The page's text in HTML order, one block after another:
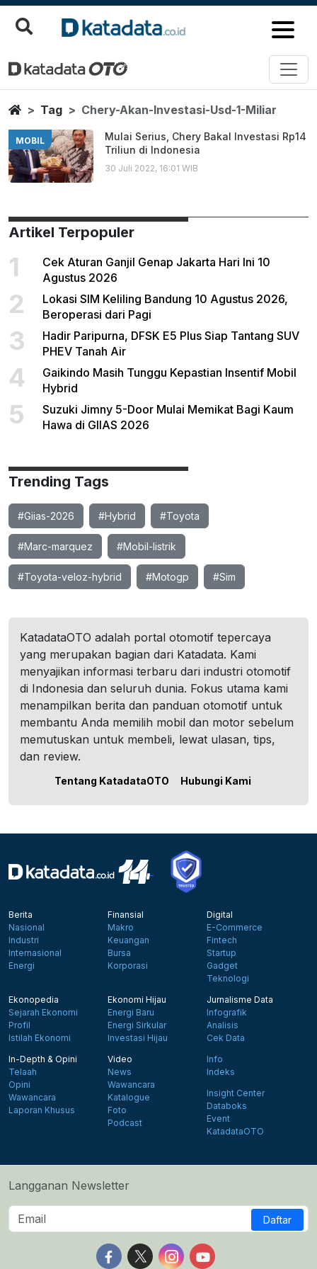
Chery Akan Investasi Usd 1
Berita Terbaru
HomeTag Chery-Akan-Investasi-Usd-1-Miliar
MOBIL
Mulai Serius, Chery Bakal Investasi Rp14
Triliun di Indonesia
30 Juli 2022, 16:01 WIB
Artikel Terpopuler
1
Cek Aturan Ganjil Genap Jakarta Hari Ini 10
Agustus 2026
2
Lokasi SIM Keliling Bandung 10 Agustus 2026,
Beroperasi dari Pagi
3
Hadir Paripurna, DFSK E5 Plus Siap Tantang SUV
PHEV Tanah Air
4
Gaikindo Masih Tunggu Kepastian Insentif Mobil
Hybrid
5
Suzuki Jimny 5-Door Mulai Memikat Bagi Kaum
Hawa di GIIAS 2026
Trending Tags
#Giias-2026 #Hybrid #Toyota
#Marc-marquez #Mobil-listrik
#Toyota-veloz-hybrid #Motogp #Sim
KatadataOTO adalah portal otomotif tepercaya
yang merupakan bagian dari Katadata. Kami
menyajikan informasi terbaru dari industri otomotif
di Indonesia dan seluruh dunia. Fokus utama kami
menampilkan berita dan panduan otomotif untuk
membantu Anda memilih mobil dan motor sebelum
memutuskan untuk membeli, lewat ulasan, tips,
dan review.
Tentang KatadataOTO Hubungi Kami
Berita
Nasional
Industri
Internasional
Energi
Finansial
Makro
Keuangan
Bursa
Korporasi
Digital
E-Commerce
Fintech
Startup
Gadget
Teknologi
Ekonopedia
Sejarah Ekonomi
Profil
Istilah Ekonomi
Ekonomi Hijau
Energi Baru
Energi Sirkular
Investasi Hijau
Jurnalisme Data
Infografik
Analisis
Cek Data
In-Depth & Opini
Telaah
Opini
Wawancara
Laporan Khusus
Video
News
Wawancara
Katalogue
Foto
Podcast
Info
Indeks
Insight Center
Databoks
Event
KatadataOTO
Langganan Newsletter
Daftar
Follow us on Facebook
Follow us on X
Follow us on Instagram
Follow us on